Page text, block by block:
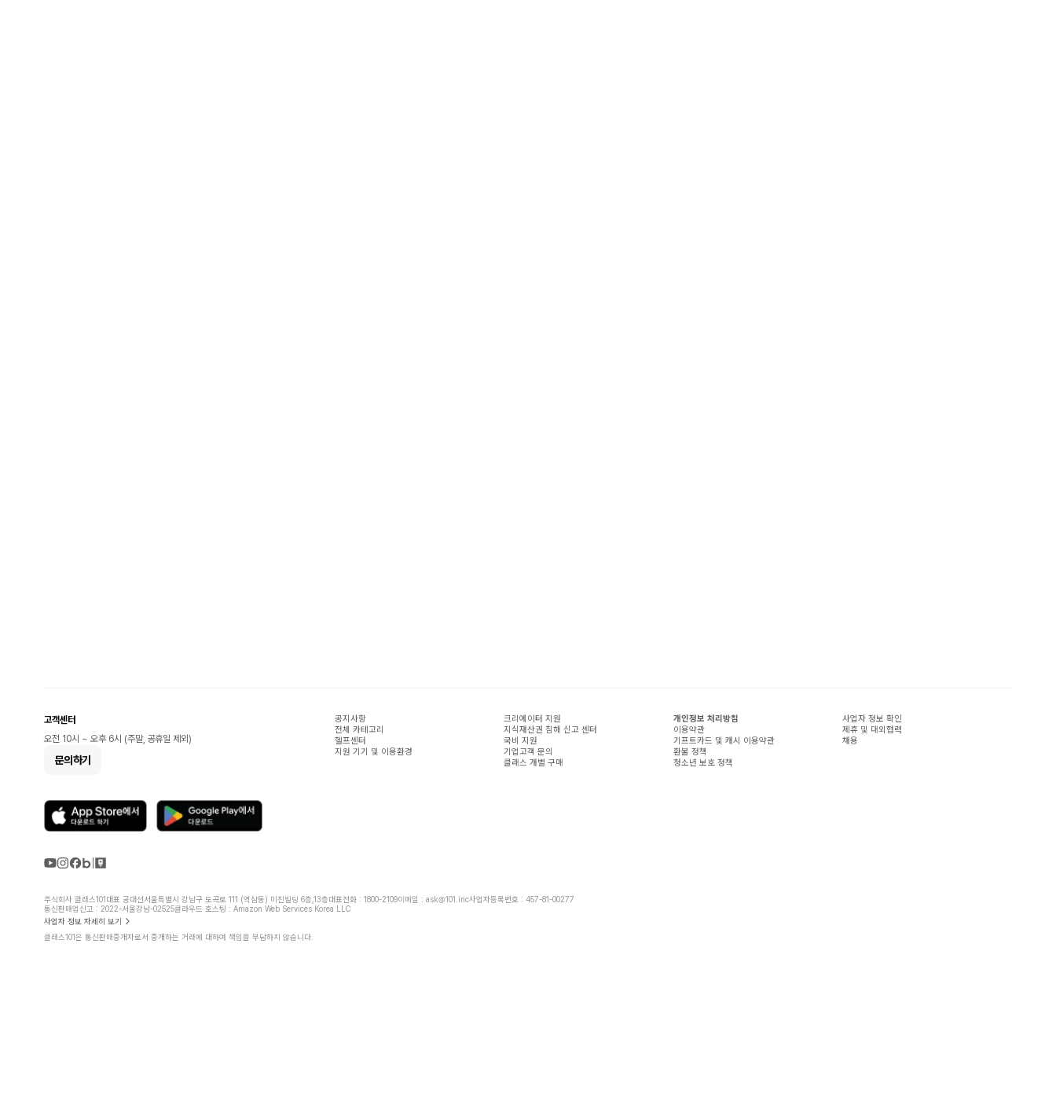
고객센터
오전 10시 ~ 오후 6시 (주말, 공휴일 제외)
문의하기
공지사항
전체 카테고리
헬프센터
지원 기기 및 이용환경
크리에이터 지원
지식재산권 침해 신고 센터
국비 지원
기업고객 문의
클래스 개별 구매
개인정보 처리방침
이용약관
기프트카드 및 캐시 이용약관
환불 정책
청소년 보호 정책
사업자 정보 확인
제휴 및 대외협력
채용
주식회사 클래스101대표 공대선서울특별시 강남구 도곡로 111 (역삼동) 미진빌딩 6층,13층대표전화 : 1800-2109이메일 : ask@101.inc사업자등록번호 : 457-81-00277
통신판매업신고 : 2022-서울강남-02525클라우드 호스팅 : Amazon Web Services Korea LLC
사업자 정보 자세히 보기
클래스101은 통신판매중개자로서 중개하는 거래에 대하여 책임을 부담하지 않습니다.